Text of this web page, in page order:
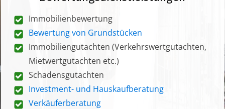
Immobilienbewertung
Bewertung von Grundstücken
Immobiliengutachten (Verkehrswertgutachten,
Mietwertgutachten etc.)
Schadensgutachten
Investment- und Hauskaufberatung
Verkäuferberatung